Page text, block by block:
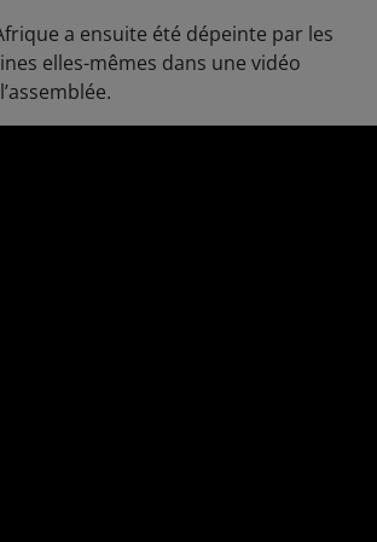
a ensuite été dépeinte par les
elles-mêmes dans une vidéo